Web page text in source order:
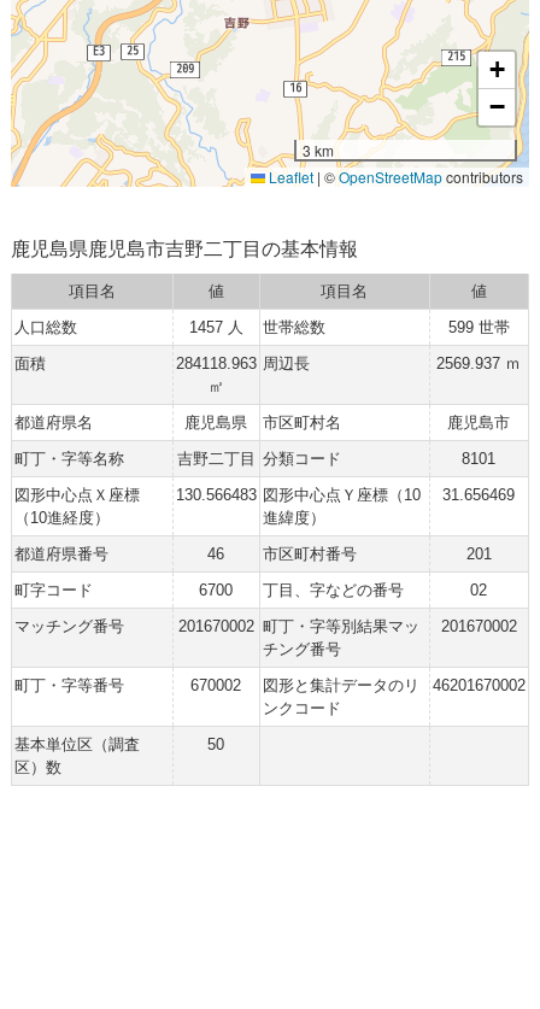
+
−
3 km
Leaflet | ©OpenStreetMapcontributors
鹿児島県鹿児島市吉野二丁目の基本情報
項目名 値 項目名
値
人口総数
1457 人 世帯総数
599 世帯
面積
284118.963
㎡
周辺長 2569.937 ｍ
都道府県名 鹿児島県 市区町村名
鹿児島市
町丁・字等名称
吉野二丁目 分類コード
8101
図形中心点Ｘ座標
（10進経度）
130.566483 図形中心点Ｙ座標（10
進緯度）
31.656469
都道府県番号 46 市区町村番号
201
町字コード
6700 丁目、字などの番号
02
マッチング番号
201670002 町丁・字等別結果マッ
チング番号
201670002
町丁・字等番号 670002
図形と集計データのリ
ンクコード
46201670002
基本単位区（調査
区）数
50